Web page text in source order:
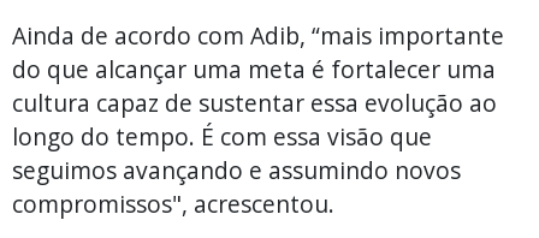
Ainda de acordo com Adib, “mais importante
do que alcançar uma meta é fortalecer uma
cultura capaz de sustentar essa evolução ao
longo do tempo. É com essa visão que
seguimos avançando e assumindo novos
compromissos", acrescentou.